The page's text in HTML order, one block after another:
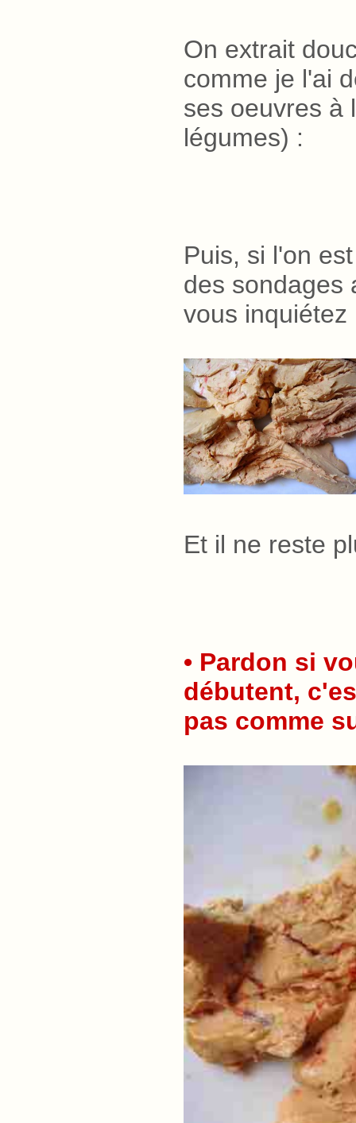
On extrait
comme je l'ai
ses oeuvres à
légumes) :
Puis, si l'on
des sondages
vous inquiétez
Et il ne reste
• Pardon si
débutent,
pas comme